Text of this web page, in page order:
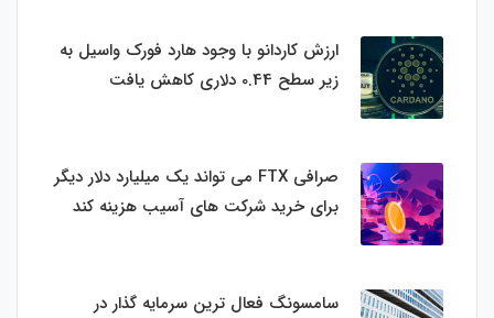
ارزش کاردانو با وجود هارد فورک واسیل به
زیر سطح 0.44 دلاری کاهش یافت
صرافی FTX می تواند یک میلیارد دلار دیگر
برای خرید شرکت های آسیب هزینه کند
سامسونگ فعال‌ ترین سرمایه‌ گذار در